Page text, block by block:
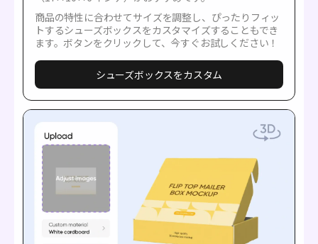
商品の特性に合わせてサイズを調整し、ぴったりフィッ
トするシューズボックスをカスタマイズすることもでき
ます。ボタンをクリックして、今すぐお試しください！
シューズボックスをカスタム